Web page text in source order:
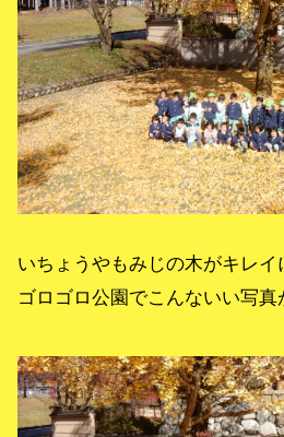
いちょうやもみじの木がキレイ
ゴロゴロ公園でこんないい写真